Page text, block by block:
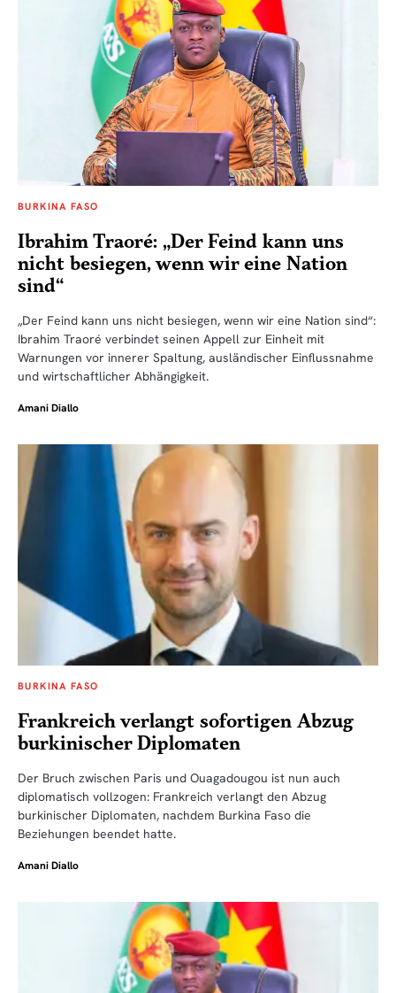
BURKINA FASO
Ibrahim Traoré: „Der Feind kann uns
nicht besiegen, wenn wir eine Nation
sind“
„Der Feind kann uns nicht besiegen, wenn wir eine Nation sind“:
Ibrahim Traoré verbindet seinen Appell zur Einheit mit
Warnungen vor innerer Spaltung, ausländischer Einflussnahme
und wirtschaftlicher Abhängigkeit.
Amani Diallo
BURKINA FASO
Frankreich verlangt sofortigen Abzug
burkinischer Diplomaten
Der Bruch zwischen Paris und Ouagadougou ist nun auch
diplomatisch vollzogen: Frankreich verlangt den Abzug
burkinischer Diplomaten, nachdem Burkina Faso die
Beziehungen beendet hatte.
Amani Diallo